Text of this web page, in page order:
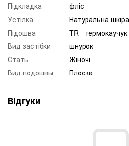
Підкладка
фліс
Устілка
Натуральна шкіра
Підошва
TR - термокаучук
Вид застібки
шнурок
Стать
Жіночі
Вид подошвы
Плоска
Відгуки